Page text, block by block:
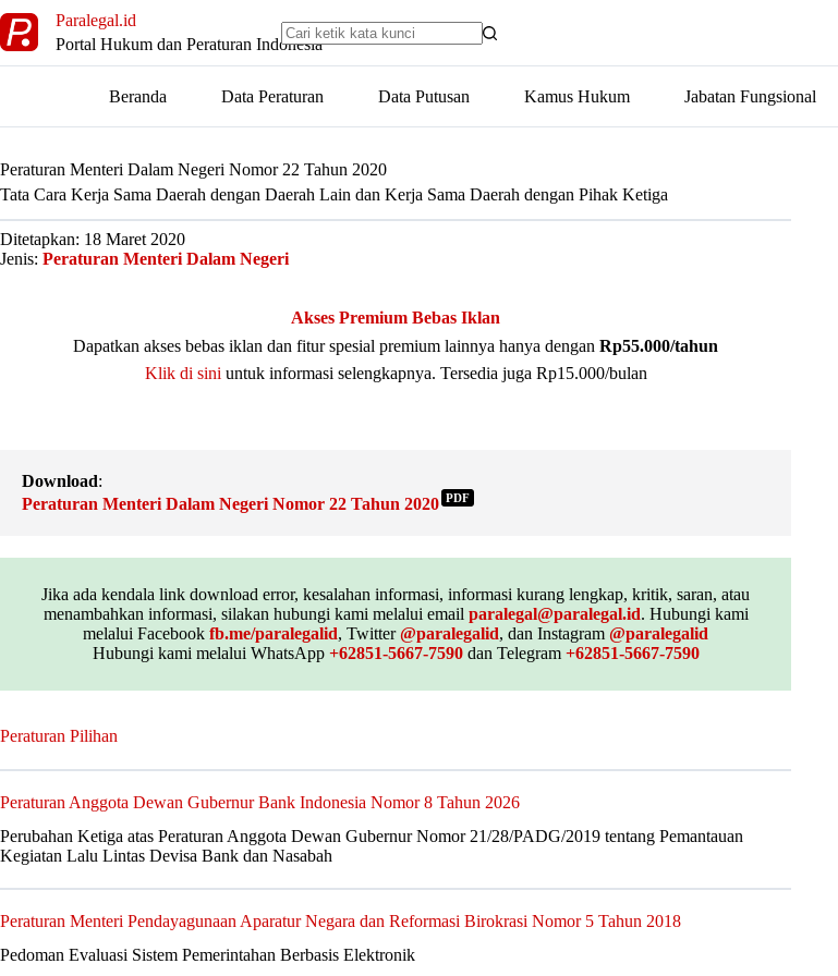
to
content
Paralegal.id
Portal Hukum dan Peraturan Indonesia
Beranda Data Peraturan Data Putusan Kamus Hukum Jabatan Fungsional
Peraturan Menteri Dalam Negeri Nomor 22 Tahun 2020
Tata Cara Kerja Sama Daerah dengan Daerah Lain dan Kerja Sama Daerah dengan Pihak Ketiga
Ditetapkan: 18 Maret 2020
Jenis: Peraturan Menteri Dalam Negeri
Akses Premium Bebas Iklan
Dapatkan akses bebas iklan dan fitur spesial premium lainnya hanya dengan Rp55.000/tahun
Klik di sini untuk informasi selengkapnya. Tersedia juga Rp15.000/bulan
Download:
Peraturan Menteri Dalam Negeri Nomor 22 Tahun 2020 PDF
Jika ada kendala link download error, kesalahan informasi, informasi kurang lengkap, kritik, saran, atau
menambahkan informasi, silakan hubungi kami melalui email paralegal@paralegal.id. Hubungi kami
melalui Facebook fb.me/paralegalid, Twitter@paralegalid, dan Instagram @paralegalid
Hubungi kami melalui WhatsApp +62851-5667-7590dan Telegram +62851-5667-7590
Peraturan Pilihan
Peraturan Anggota Dewan Gubernur Bank Indonesia Nomor 8 Tahun 2026
Perubahan Ketiga atas Peraturan Anggota Dewan Gubernur Nomor 21/28/PADG/2019 tentang Pemantauan
Kegiatan Lalu Lintas Devisa Bank dan Nasabah
Peraturan Menteri Pendayagunaan Aparatur Negara dan Reformasi Birokrasi Nomor 5 Tahun 2018
Pedoman Evaluasi Sistem Pemerintahan Berbasis Elektronik